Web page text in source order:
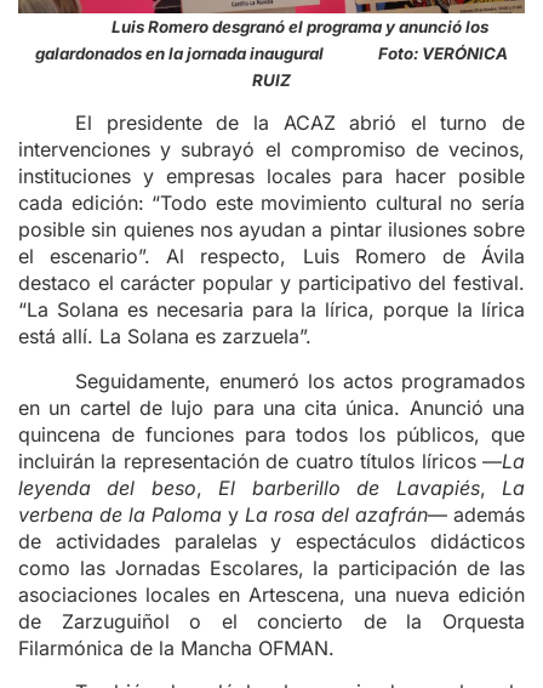
Luis Romero desgranó el programa y anunció los
galardonados en la jornada inaugural Foto: VERÓNICA
RUIZ
El presidente de la ACAZ abrió el turno de
intervenciones y subrayó el compromiso de vecinos,
instituciones y empresas locales para hacer posible
cada edición: “Todo este movimiento cultural no sería
posible sin quienes nos ayudan a pintar ilusiones sobre
el escenario”. Al respecto, Luis Romero de Ávila
destaco el carácter popular y participativo del festival.
“La Solana es necesaria para la lírica, porque la lírica
está allí. La Solana es zarzuela”.
Seguidamente, enumeró los actos programados
en un cartel de lujo para una cita única. Anunció una
quincena de funciones para todos los públicos, que
incluirán la representación de cuatro títulos líricos —La
leyenda del beso, El barberillo de Lavapiés, La
verbena de la Paloma y La rosa del azafrán— además
de actividades paralelas y espectáculos didácticos
como las Jornadas Escolares, la participación de las
asociaciones locales en Artescena, una nueva edición
de Zarzuguiñol o el concierto de la Orquesta
Filarmónica de la Mancha OFMAN.